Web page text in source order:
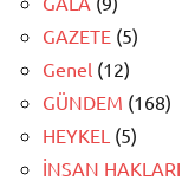
GAZETE (5)
Genel (12)
GÜNDEM (168)
HEYKEL (5)
İNSAN HAKLARI